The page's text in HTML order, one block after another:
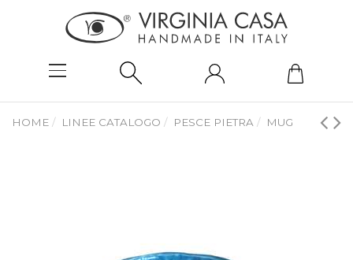
HOME LINEE CATALOGO PESCE PIETRA MUG